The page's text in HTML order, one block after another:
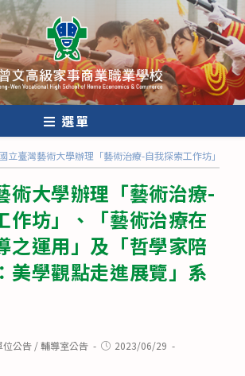
選單
國立臺灣藝術大學辦理「藝術治療-自我探索工作坊」、
術大學辦理「藝術治療-
作坊」、「藝術治療在
之運用」及「哲學家陪
美學觀點走進展覽」系
位公告 /輔導室公告
Post2023/06/29